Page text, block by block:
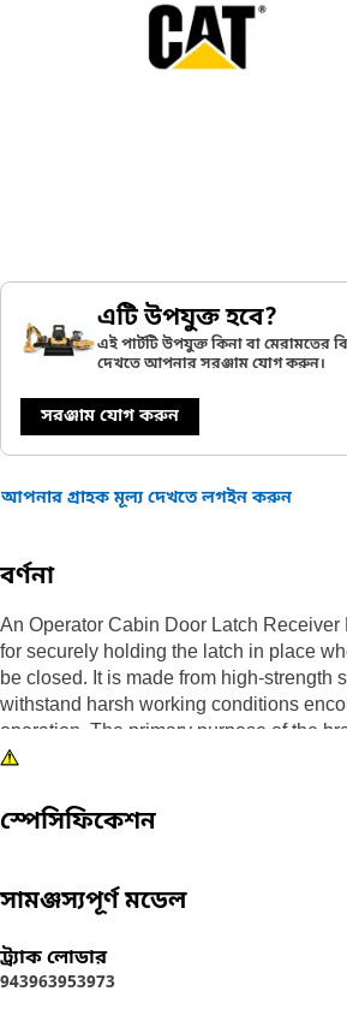
এটি উপযুক্ত হবে?
এই পার্টটি উপযুক্ত কিনা বা মেরামতের
দেখতে আপনার সরঞ্জাম যোগ করুন।
সরঞ্জাম যোগ করুন
আপনার গ্রাহক মূল্য দেখতে লগইন করুন
বর্ণনা
An Operator Cabin Door Latch
for securely holding the latch in place
be closed. It is made from high-strength
withstand harsh working conditions
operation. The primary purpose of the
integrity and functionality of the cabin
durability and reliability
• Allows for smooth engagement and
door latch
স্পেসিফিকেশন
সামঞ্জস্যপূর্ণ মডেল
ট্র্যাক লোডার
943963953973